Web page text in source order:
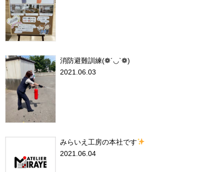
消防避難訓練(❁´◡`❁)
2021.06.03
みらいえ工房の本社です
2021.06.04